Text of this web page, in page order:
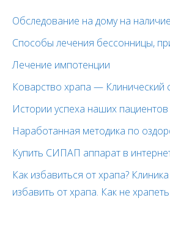
Обследование на дому на
Способы лечения бессонницы,
Лечение импотенции
Коварство храпа — Клинический
Истории успеха наших пациентов
Наработанная методика по
Купить СИПАП аппарат в
Как избавиться от храпа?
избавить от храпа. Как не